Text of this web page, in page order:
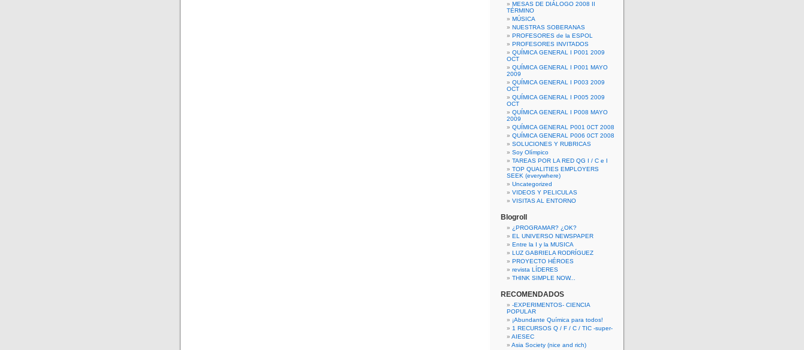
MESAS DE DIÁLOGO 2008 II
TÉRMINO
MÚSICA
NUESTRAS SOBERANAS
PROFESORES de la ESPOL
PROFESORES INVITADOS
QUÍMICA GENERAL I P001 2009
OCT
QUÍMICA GENERAL I P001 MAYO
2009
QUÍMICA GENERAL I P003 2009
OCT
QUÍMICA GENERAL I P005 2009
OCT
QUÍMICA GENERAL I P008 MAYO
2009
QUÍMICA GENERAL P001 0CT 2008
QUÍMICA GENERAL P006 0CT 2008
SOLUCIONES Y RUBRICAS
Soy Olímpico
TAREAS POR LA RED QG I / C e I
TOP QUALITIES EMPLOYERS
SEEK (everywhere)
Uncategorized
VIDEOS Y PELICULAS
VISITAS AL ENTORNO
Blogroll
¿PROGRAMAR? ¿OK?
EL UNIVERSO NEWSPAPER
Entre la I y la MUSICA
LUZ GABRIELA RODRÍGUEZ
PROYECTO HÉROES
revista LÍDERES
THINK SIMPLE NOW...
RECOMENDADOS
-EXPERIMENTOS- CIENCIA
POPULAR
¡Abundante Química para todos!
1 RECURSOS Q / F / C / TIC -super-
AIESEC
Asia Society (nice and rich)